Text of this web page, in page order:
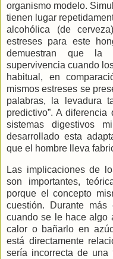
organismo modelo.
tienen lugar
alcohólica (de
estreses para este
demuestran que la
supervivencia cuando
habitual, en
mismos estreses se
palabras, la levadura
predictivo”. A diferencia
sistemas digestivos
desarrollado esta
que el hombre lleva
Las implicaciones de
son importantes,
porque el concepto
cuestión. Durante
cuando se le hace algo
calor o bañarlo en
está directamente
sería incorrecta de una